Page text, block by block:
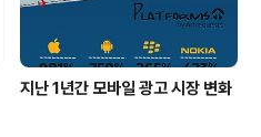
지난 1년간 모바일 광고 시장 변화